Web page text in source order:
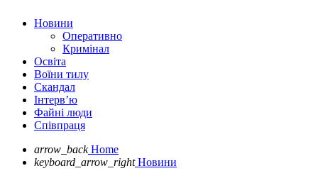
Новини
Оперативно
Кримінал
Освіта
Воїни тилу
Скандал
Інтерв’ю
Файні люди
Співпраця
arrow_back Home
keyboard_arrow_right Новини